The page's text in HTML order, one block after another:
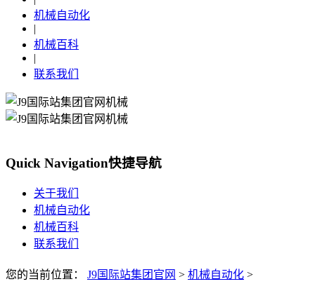
机械自动化
|
机械百科
|
联系我们
Quick Navigation快捷导航
关于我们
机械自动化
机械百科
联系我们
您的当前位置： J9国际站集团官网 > 机械自动化 >